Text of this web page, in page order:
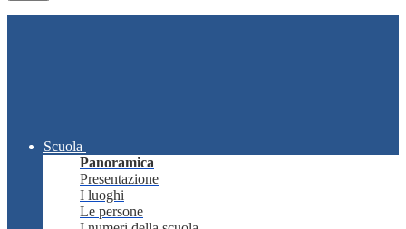
Scuola
Panoramica
Presentazione
I luoghi
Le persone